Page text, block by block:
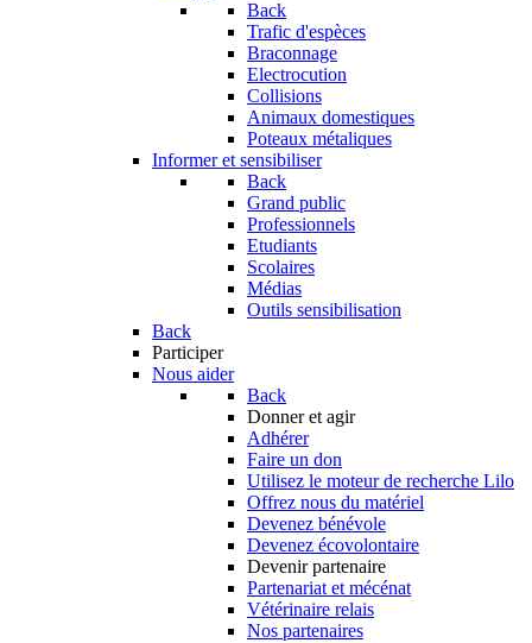
Back
Trafic d'espèces
Braconnage
Electrocution
Collisions
Animaux domestiques
Poteaux métaliques
Informer et sensibiliser
Back
Grand public
Professionnels
Etudiants
Scolaires
Médias
Outils sensibilisation
Back
Participer
Nous aider
Back
Donner et agir
Adhérer
Faire un don
Utilisez le moteur de recherche Lilo
Offrez nous du matériel
Devenez bénévole
Devenez écovolontaire
Devenir partenaire
Partenariat et mécénat
Vétérinaire relais
Nos partenaires